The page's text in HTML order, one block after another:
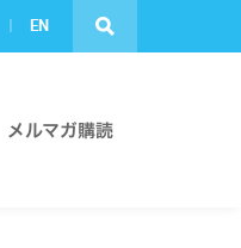
EN
メルマガ購読